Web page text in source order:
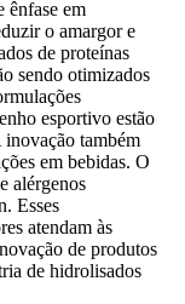
ênfase em
o amargor e
​​de proteínas
sendo otimizados
esportivo estão
também
em bebidas. O
alérgenos
Esses
atendam às
de produtos
de hidrolisados